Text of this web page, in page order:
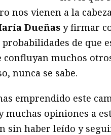
nos vienen a la
Dueñas y firmar
de que
muchos
nunca se sabe.
emprendido este
muchas opiniones a
sin haber leído y